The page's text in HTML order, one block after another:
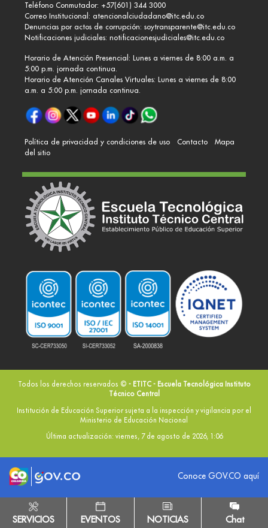
SERVICIOS EVENTOS NOTICIAS Chat
Teléfono Conmutador: +57(601) 344 3000
Correo Institucional: atencionalciudadano@itc.edu.co
Denuncias por actos de corrupción: soytransparente@itc.edu.co
Notificaciones judiciales: notificacionesjudiciales@itc.edu.co
Horario de Atención Presencial: Lunes a viernes de 8:00 a.m. a
5:00 p.m. jornada continua.
Horario de Atención Canales Virtuales: Lunes a viernes de 8:00
a.m. a 5:00 p.m. jornada continua.
Política de privacidad y condiciones de uso Contacto
Mapa
del sitio
Todos los derechos reservados © - ETITC - Escuela Tecnológica Instituto
Técnico Central
Institución de Educación Superior sujeta a la inspección y vigilancia por el
Ministerio de Educación Nacional
Última actualización: viernes, 7 de agosto de 2026, 1:06
Logo marca ColombiaLogo Gobierno de ColombiaConoce GOV.CO aquí